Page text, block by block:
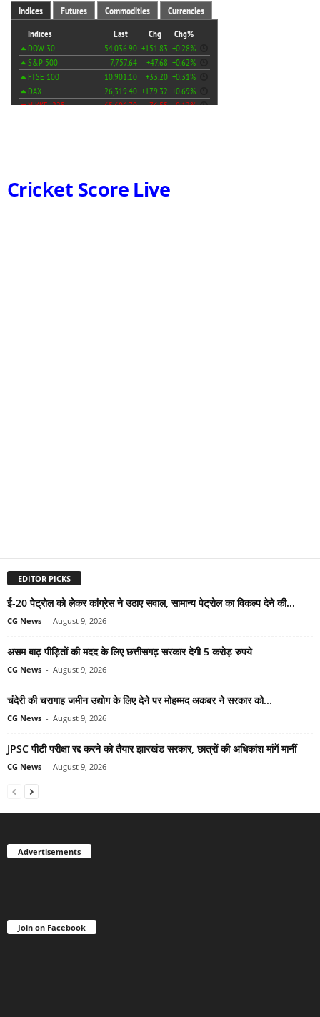
Cricket Score Live
EDITOR PICKS
ई-20 पेट्रोल को लेकर कांग्रेस ने उठाए सवाल, सामान्य पेट्रोल का विकल्प देने की...
CG News - August 9, 2026
असम बाढ़ पीड़ितों की मदद के लिए छत्तीसगढ़ सरकार देगी 5 करोड़ रुपये
CG News - August 9, 2026
चंदेरी की चरागाह जमीन उद्योग के लिए देने पर मोहम्मद अकबर ने सरकार को...
CG News - August 9, 2026
JPSC पीटी परीक्षा रद्द करने को तैयार झारखंड सरकार, छात्रों की अधिकांश मांगें मानीं
CG News - August 9, 2026
Advertisements
Join on Facebook